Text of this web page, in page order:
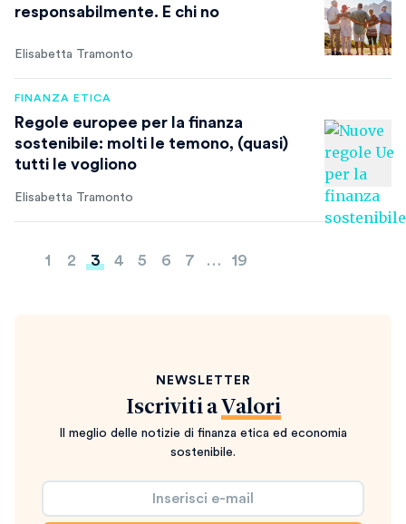
responsabilmente. E chi no
Elisabetta Tramonto
FINANZA ETICA
Regole europee per la finanza
sostenibile: molti le temono, (quasi)
tutti le vogliono
Elisabetta Tramonto
Paginazione
1 2 3 4 5 6 7 … 19
NEWSLETTER
Iscriviti a Valori
Il meglio delle notizie di finanza etica ed economia
sostenibile.